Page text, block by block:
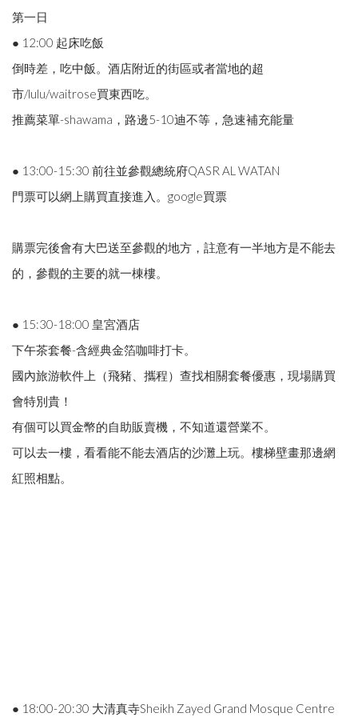
體
驗
照
換
臉
第一日
● 12:00 起床吃飯
倒時差，吃中飯。酒店附近的街區或者當地的超
市/lulu/waitrose買東西吃。
推薦菜單-shawama，路邊5-10迪不等，急速補充能量
● 13:00-15:30 前往並參觀總統府QASR AL WATAN
門票可以網上購買直接進入。google買票
購票完後會有大巴送至參觀的地方，註意有一半地方是不能去
的，參觀的主要的就一棟樓。
● 15:30-18:00 皇宮酒店
下午茶套餐-含經典金箔咖啡打卡。
國內旅游軟件上（飛豬、攜程）查找相關套餐優惠，現場購買
會特別貴！
有個可以買金幣的自助販賣機，不知道還營業不。
可以去一樓，看看能不能去酒店的沙灘上玩。樓梯壁畫那邊網
紅照相點。
● 18:00-20:30 大清真寺Sheikh Zayed Grand Mosque Centre